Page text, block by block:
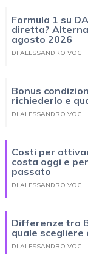
Formula 1 su
diretta?
agosto 2026
DI ALESSANDRO VOCI
Bonus
richiederlo e
DI ALESSANDRO VOCI
Costi per
costa oggi e
passato
DI ALESSANDRO VOCI
Differenze tra
quale scegliere
DI ALESSANDRO VOCI